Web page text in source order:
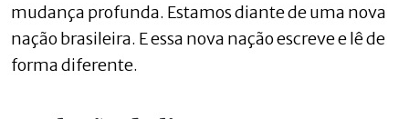
mudança profunda. Estamos diante de uma nova
nação brasileira. E essa nova nação escreve e lê de
forma diferente.